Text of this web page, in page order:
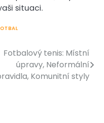
situaci.
Fotbalový tenis: Místní
úpravy, Neformální
Komunitní styly